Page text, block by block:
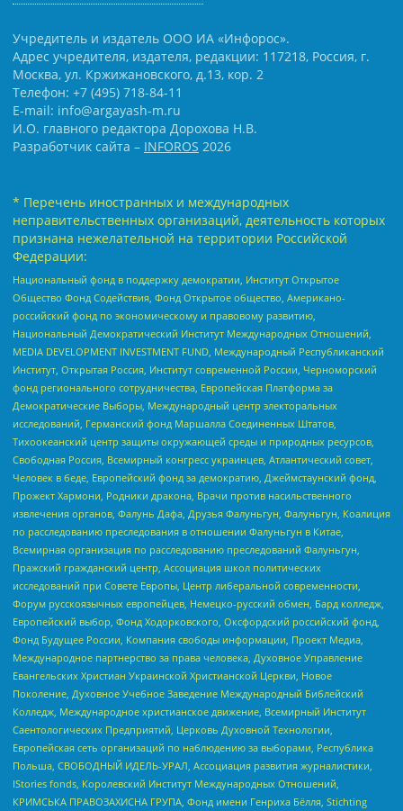
Учредитель и издатель ООО ИА «Инфорос».
Адрес учредителя, издателя, редакции: 117218, Россия, г.
Москва, ул. Кржижановского, д.13, кор. 2
Телефон: +7 (495) 718-84-11
E-mail: info@argayash-m.ru
И.О. главного редактора Дорохова Н.В.
Разработчик сайта – INFOROS 2026
* Перечень иностранных и международных
неправительственных организаций, деятельность которых
признана нежелательной на территории Российской
Федерации:
Национальный фонд в поддержку демократии, Институт Открытое
Общество Фонд Содействия, Фонд Открытое общество, Американо-
российский фонд по экономическому и правовому развитию,
Национальный Демократический Институт Международных Отношений,
MEDIA DEVELOPMENT INVESTMENT FUND, Международный Республиканский
Институт, Открытая Россия, Институт современной России, Черноморский
фонд регионального сотрудничества, Европейская Платформа за
Демократические Выборы, Международный центр электоральных
исследований, Германский фонд Маршалла Соединенных Штатов,
Тихоокеанский центр защиты окружающей среды и природных ресурсов,
Свободная Россия, Всемирный конгресс украинцев, Атлантический совет,
Человек в беде, Европейский фонд за демократию, Джеймстаунский фонд,
Прожект Хармони, Родники дракона, Врачи против насильственного
извлечения органов, Фалунь Дафа, Друзья Фалуньгун, Фалуньгун, Коалиция
по расследованию преследования в отношении Фалуньгун в Китае,
Всемирная организация по расследованию преследований Фалуньгун,
Пражский гражданский центр, Ассоциация школ политических
исследований при Совете Европы, Центр либеральной современности,
Форум русскоязычных европейцев, Немецко-русский обмен, Бард колледж,
Европейский выбор, Фонд Ходорковского, Оксфордский российский фонд,
Фонд Будущее России, Компания свободы информации, Проект Медиа,
Международное партнерство за права человека, Духовное Управление
Евангельских Христиан Украинской Христианской Церкви, Новое
Поколение, Духовное Учебное Заведение Международный Библейский
Колледж, Международное христианское движение, Всемирный Институт
Саентологических Предприятий, Церковь Духовной Технологии,
Европейская сеть организаций по наблюдению за выборами, Республика
Польша, СВОБОДНЫЙ ИДЕЛЬ-УРАЛ, Ассоциация развития журналистики,
IStories fonds, Королевский Институт Международных Отношений,
КРИМСЬКА ПРАВОЗАХИСНА ГРУПА, Фонд имени Генриха Бёлля, Stichting